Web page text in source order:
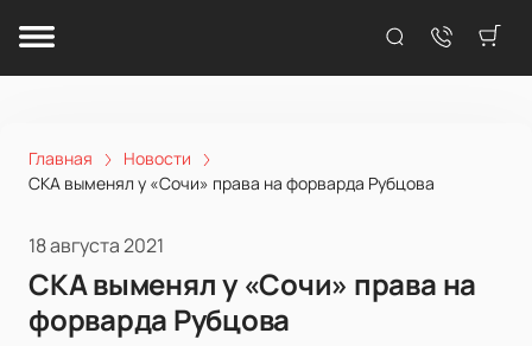
Главная
Новости
СКА выменял у «Сочи» права на форварда Рубцова
18 августа 2021
СКА выменял у «Сочи» права на
форварда Рубцова